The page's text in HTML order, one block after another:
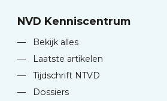
NVD Kenniscentrum
—
Bekijk alles
—
Laatste artikelen
—
Tijdschrift NTVD
—
Dossiers